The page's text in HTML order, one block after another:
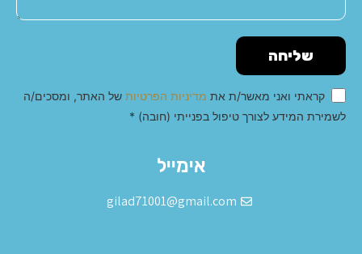
שליחה
קראתי ואני מאשר/ת את מדיניות הפרטיות של האתר, ומסכים/ה
לשמירת המידע לצורך טיפול בפנייתי (חובה) *
אימייל
gilad71001@gmail.com